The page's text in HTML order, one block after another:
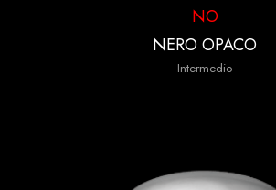
NO
NERO OPACO
Intermedio